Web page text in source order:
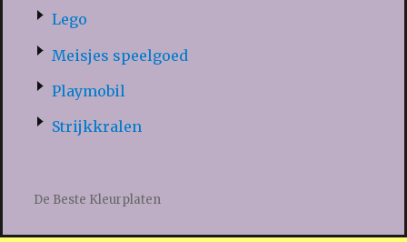
Lego
Meisjes speelgoed
Playmobil
Strijkkralen
De Beste Kleurplaten